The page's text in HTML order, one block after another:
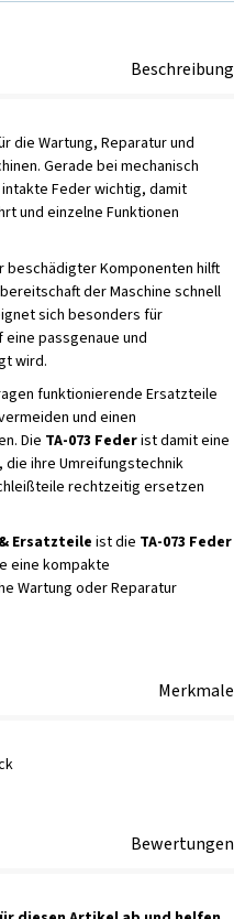
Beschreibung
die Wartung, Reparatur und
Gerade bei mechanisch
Feder wichtig, damit
und einzelne Funktionen
beschädigter Komponenten hilft
der Maschine schnell
sich besonders für
passgenaue und
wird.
funktionierende Ersatzteile
und einen
Die TA-073 Federist damit eine
die ihre Umreifungstechnik
rechtzeitig ersetzen
Ersatzteile ist die TA-073 Feder
eine kompakte
Wartung oder Reparatur
Merkmale
Bewertungen